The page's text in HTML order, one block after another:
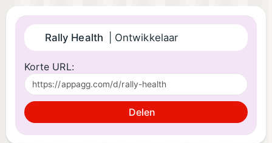
Rally Health | Ontwikkelaar
Korte URL:
Delen